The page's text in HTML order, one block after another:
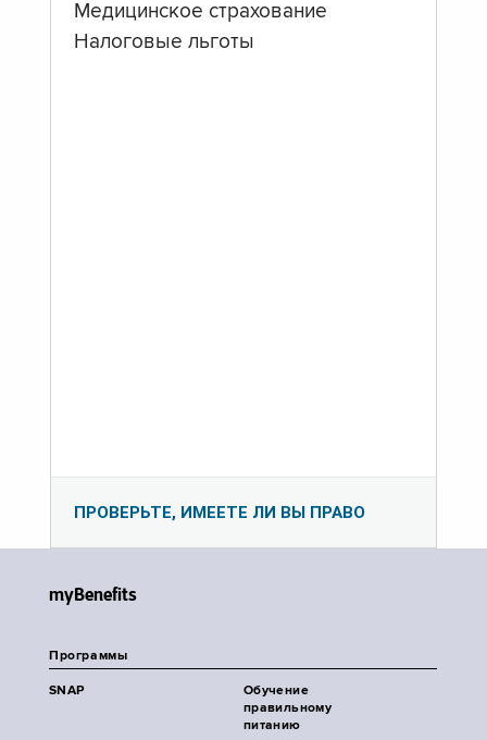
Медицинское страхование
Налоговые льготы
ПРОВЕРЬТЕ, ИМЕЕТЕ ЛИ ВЫ ПРАВО
myBenefits
Программы
SNAP
Обучение
правильному
питанию